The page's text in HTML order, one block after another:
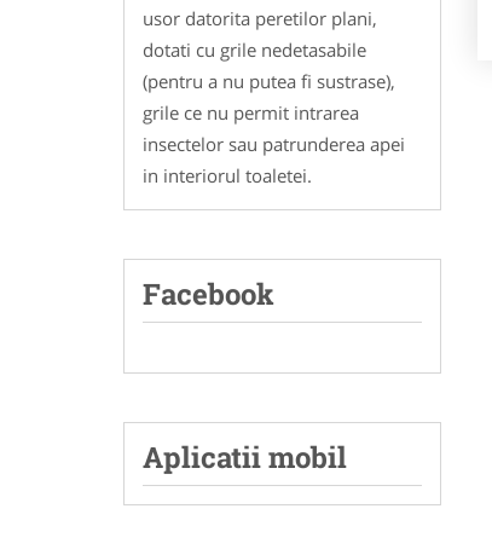
usor datorita peretilor plani,
dotati cu grile nedetasabile
(pentru a nu putea fi sustrase),
grile ce nu permit intrarea
insectelor sau patrunderea apei
in interiorul toaletei.
Facebook
Aplicatii mobil